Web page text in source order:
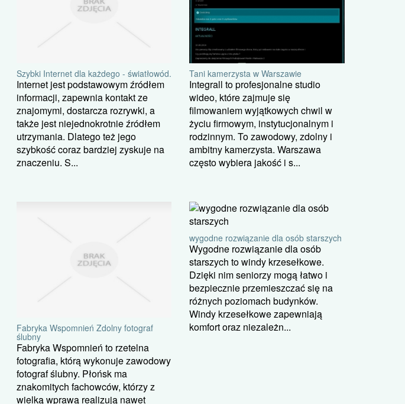
Szybki Internet dla każdego - światłowód.
Internet jest podstawowym źródłem
informacji, zapewnia kontakt ze
znajomymi, dostarcza rozrywki, a
także jest niejednokrotnie źródłem
utrzymania. Dlatego też jego
szybkość coraz bardziej zyskuje na
znaczeniu. S...
Tani kamerzysta w Warszawie
Integrall to profesjonalne studio
wideo, które zajmuje się
filmowaniem wyjątkowych chwil w
życiu firmowym, instytucjonalnym i
rodzinnym. To zawodowy, zdolny i
ambitny kamerzysta. Warszawa
często wybiera jakość i s...
Fabryka Wspomnień Zdolny fotograf
ślubny
Fabryka Wspomnień to rzetelna
fotografia, którą wykonuje zawodowy
fotograf ślubny. Płońsk ma
znakomitych fachowców, którzy z
wielką wprawą realizują nawet
wygodne rozwiązanie dla osób starszych
Wygodne rozwiązanie dla osób
starszych to windy krzesełkowe.
Dzięki nim seniorzy mogą łatwo i
bezpiecznie przemieszczać się na
różnych poziomach budynków.
Windy krzesełkowe zapewniają
komfort oraz niezależn...